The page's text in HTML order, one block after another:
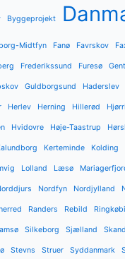
Byggeprojekt
Midtfyn Fanø Favrskov
Frederikssund Furesø
Guldborgsund Haderslev
Herlev Herning Hillerød
Hvidovre Høje-Taastrup
Kerteminde Kolding
Lolland Læsø
Nordfyn Nordjylland
Randers Rebild
Silkeborg Sjælland
Stevns Struer Syddanmark